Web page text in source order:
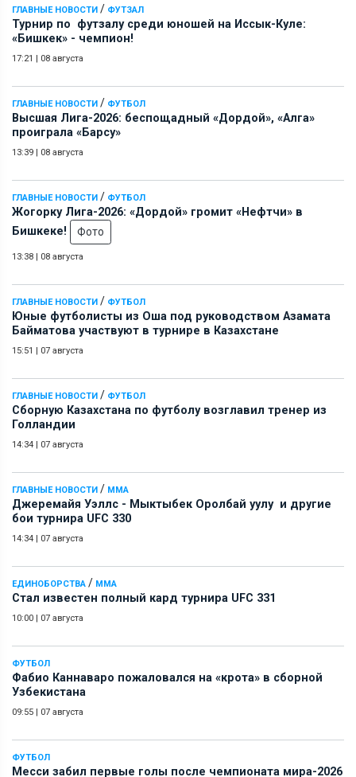
ГЛАВНЫЕ НОВОСТИ / ФУТЗАЛ
Турнир по футзалу среди юношей на Иссык-Куле:
«Бишкек» - чемпион!
17:21 | 08 августа
ГЛАВНЫЕ НОВОСТИ / ФУТБОЛ
Высшая Лига-2026: беспощадный «Дордой», «Алга»
проиграла «Барсу»
13:39 | 08 августа
ГЛАВНЫЕ НОВОСТИ / ФУТБОЛ
Жогорку Лига-2026: «Дордой» громит «Нефтчи» в
Бишкеке!
Фото
13:38 | 08 августа
ГЛАВНЫЕ НОВОСТИ / ФУТБОЛ
Юные футболисты из Оша под руководством Азамата
Байматова участвуют в турнире в Казахстане
15:51 | 07 августа
ГЛАВНЫЕ НОВОСТИ / ФУТБОЛ
Сборную Казахстана по футболу возглавил тренер из
Голландии
14:34 | 07 августа
ГЛАВНЫЕ НОВОСТИ / ММА
Джеремайя Уэллс - Мыктыбек Оролбай уулу и другие
бои турнира UFC 330
14:34 | 07 августа
ЕДИНОБОРСТВА / ММА
Стал известен полный кард турнира UFC 331
10:00 | 07 августа
ФУТБОЛ
Фабио Каннаваро пожаловался на «крота» в сборной
Узбекистана
09:55 | 07 августа
ФУТБОЛ
Месси забил первые голы после чемпионата мира-2026